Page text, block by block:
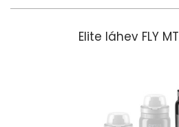
Elite láhev FLY